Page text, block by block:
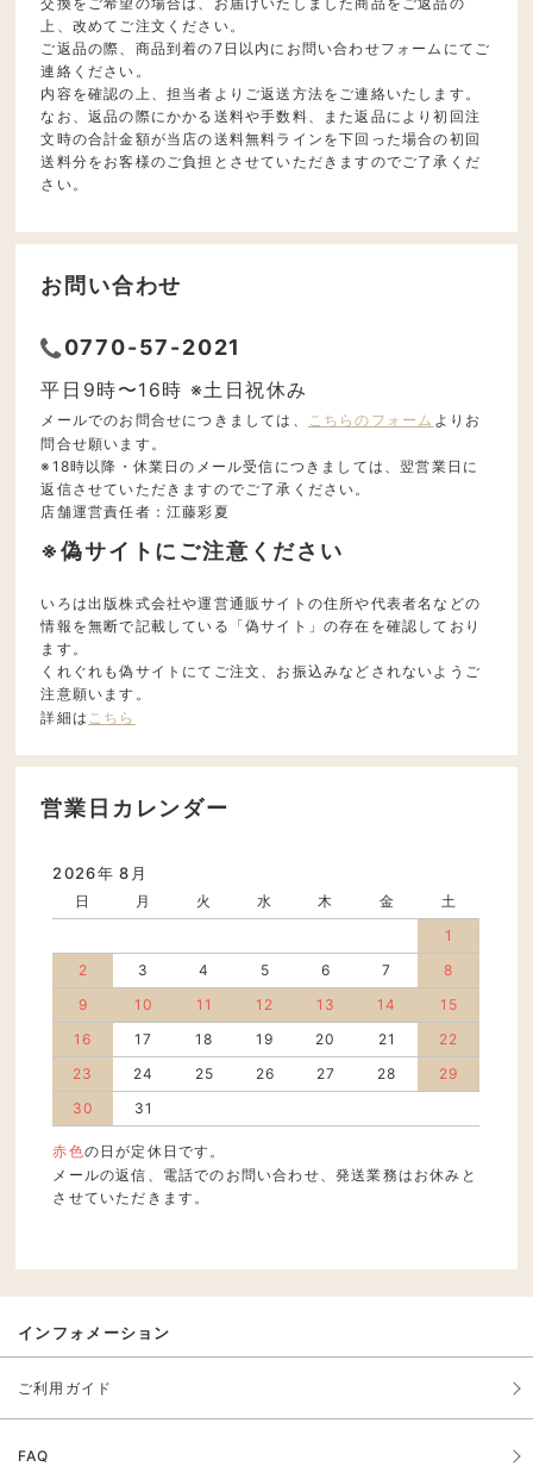
上、改めてご注文ください。
ご返品の際、商品到着の7日以内にお問い合わせフォームにてご
連絡ください。
内容を確認の上、担当者よりご返送方法をご連絡いたします。
なお、返品の際にかかる送料や手数料、また返品により初回注
文時の合計金額が当店の送料無料ラインを下回った場合の初回
送料分をお客様のご負担とさせていただきますのでご了承くだ
さい。
お問い合わせ
0770-57-2021
平日9時〜16時 ※土日祝休み
メールでのお問合せにつきましては、 こちらのフォーム よりお
問合せ願います。
※18時以降・休業日のメール受信につきましては、翌営業日に
返信させていただきますのでご了承ください。
店舗運営責任者：江藤彩夏
※偽サイトにご注意ください
いろは出版株式会社や運営通販サイトの住所や代表者名などの
情報を無断で記載している「偽サイト」の存在を確認しており
ます。
くれぐれも偽サイトにてご注文、お振込みなどされないようご
注意願います。
詳細は こちら
営業日カレンダー
2026年 8月
日 月 火 水 木 金
土
1
2
3 4 5 6 7
8
9
10 11 12 13 14
15
16
17 18 19 20 21
22
23
24 25 26 27 28
29
30
31
赤色の日が定休日です。
メールの返信、電話でのお問い合わせ、発送業務はお休みと
させていただきます。
インフォメーション
ご利用ガイド
FAQ